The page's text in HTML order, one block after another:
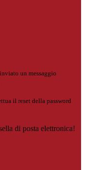
un messaggio
il reset della password
di posta elettronica!